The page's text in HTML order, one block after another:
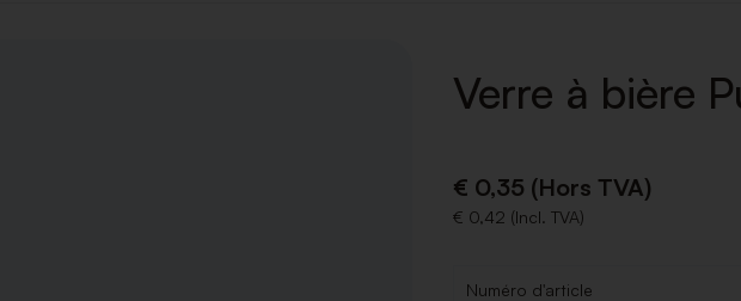
Verre à bière
€ 0,35 (Hors TVA)
€ 0,42 (Incl. TVA)
Numéro d'article